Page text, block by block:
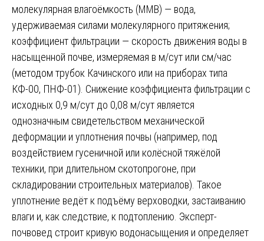
молекулярная влагоёмкость (ММВ) — вода,
удерживаемая силами молекулярного притяжения;
коэффициент фильтрации — скорость движения воды в
насыщенной почве, измеряемая в м/сут или см/час
(методом трубок Качинского или на приборах типа
КФ-00, ПНФ-01). Снижение коэффициента фильтрации с
исходных 0,9 м/сут до 0,08 м/сут является
однозначным свидетельством механической
деформации и уплотнения почвы (например, под
воздействием гусеничной или колёсной тяжёлой
техники, при длительном скотопрогоне, при
складировании строительных материалов). Такое
уплотнение ведёт к подъёму верховодки, застаиванию
влаги и, как следствие, к подтоплению. Эксперт-
почвовед строит кривую водонасыщения и определяет